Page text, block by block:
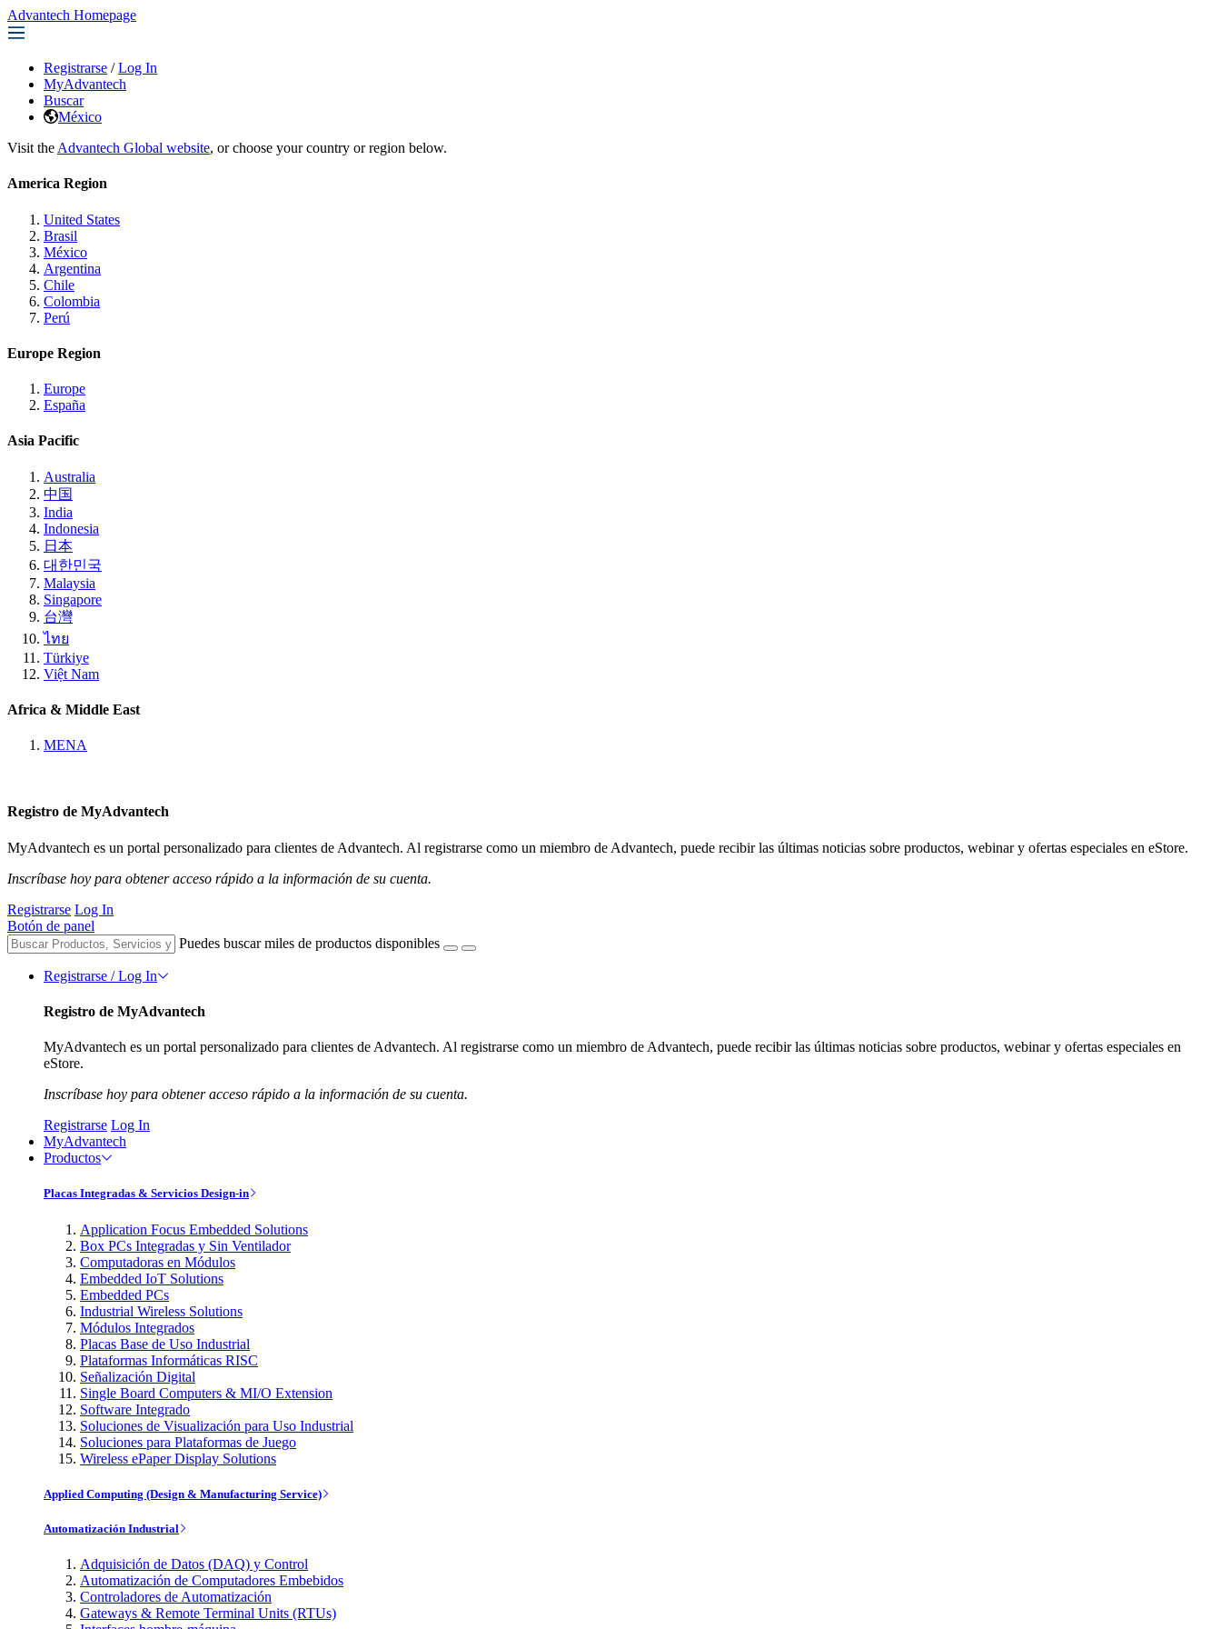
Advantech Homepage
Registrarse / Log In
MyAdvantech
Buscar
México
Visit the Advantech Global website, or choose your country or region below.
America Region
United States
Brasil
México
Argentina
Chile
Colombia
Perú
Europe Region
Europe
España
Asia Pacific
Australia
中国
India
Indonesia
日本
대한민국
Malaysia
Singapore
台灣
ไทย
Türkiye
Việt Nam
Africa & Middle East
MENA
Registro de MyAdvantech
MyAdvantech es un portal personalizado para clientes de Advantech. Al registrarse como un miembro de Advantech, puede recibir las últimas noticias sobre productos, webinar y ofertas especiales en eStore.
Inscríbase hoy para obtener acceso rápido a la información de su cuenta.
Registrarse Log In
Botón de panel
Puedes buscar miles de productos disponibles
Registrarse / Log In
Registro de MyAdvantech
MyAdvantech es un portal personalizado para clientes de Advantech. Al registrarse como un miembro de Advantech, puede recibir las últimas noticias sobre productos, webinar y ofertas especiales en
eStore.
Inscríbase hoy para obtener acceso rápido a la información de su cuenta.
Registrarse Log In
MyAdvantech
Productos
Placas Integradas & Servicios Design-in
Application Focus Embedded Solutions
Box PCs Integradas y Sin Ventilador
Computadoras en Módulos
Embedded IoT Solutions
Embedded PCs
Industrial Wireless Solutions
Módulos Integrados
Placas Base de Uso Industrial
Plataformas Informáticas RISC
Señalización Digital
Single Board Computers & MI/O Extension
Software Integrado
Soluciones de Visualización para Uso Industrial
Soluciones para Plataformas de Juego
Wireless ePaper Display Solutions
Applied Computing (Design & Manufacturing Service)
Automatización Industrial
Adquisición de Datos (DAQ) y Control
Automatización de Computadores Embebidos
Controladores de Automatización
Gateways & Remote Terminal Units (RTUs)